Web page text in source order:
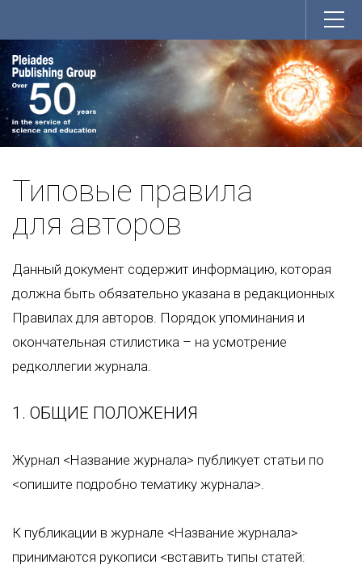
Типовые правила
для авторов
Данный документ содержит информацию, которая
должна быть обязательно указана в редакционных
Правилах для авторов. Порядок упоминания и
окончательная стилистика – на усмотрение
редколлегии журнала.
1. ОБЩИЕ ПОЛОЖЕНИЯ
Журнал <Название журнала> публикует статьи по
<опишите подробно тематику журнала>.
К публикации в журнале <Название журнала>
принимаются рукописи <вставить типы статей: